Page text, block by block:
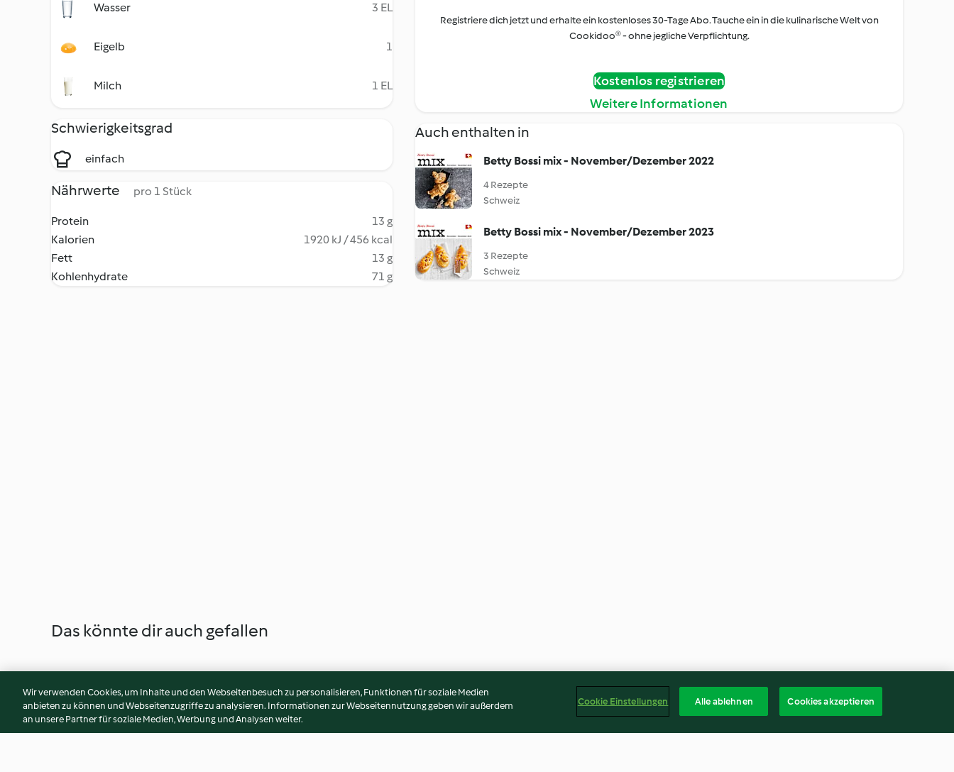
Wasser 3 EL
Eigelb 1
Milch 1 EL
Schwierigkeitsgrad
einfach
Nährwerte pro 1 Stück
Protein
13 g
Kalorien
1920 kJ / 456 kcal
Fett
13 g
Kohlenhydrate
71 g
Registriere dich jetzt und erhalte ein kostenloses 30-Tage Abo. Tauche ein in die kulinarische Welt von
Cookidoo® - ohne jegliche Verpflichtung.
Kostenlos registrieren
Weitere Informationen
Auch enthalten in
Betty Bossi mix - November/Dezember 2022
4 Rezepte
Schweiz
Betty Bossi mix - November/Dezember 2023
3 Rezepte
Schweiz
Das könnte dir auch gefallen
Wir verwenden Cookies, um Inhalte und den Webseitenbesuch zu personalisieren, Funktionen für soziale Medien
anbieten zu können und Webseitenzugriffe zu analysieren. Informationen zur Webseitennutzung geben wir außerdem
an unsere Partner für soziale Medien, Werbung und Analysen weiter.
Cookie Einstellungen Alle ablehnen Cookies akzeptieren